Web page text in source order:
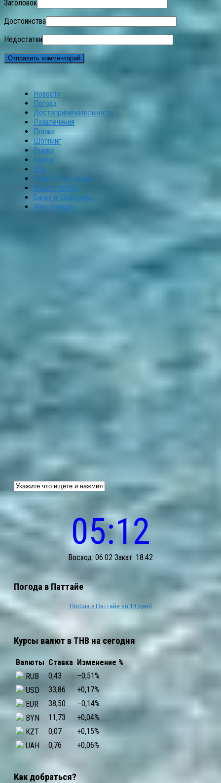
Заголовок
Достоинства
Недостатки
Новости
Погода
Достопримечательности
Развлечения
Пляжи
Шоппинг
Рынки
Карты
Еда
Кафе и Рестораны
Бары и Клубы
Банки и Обменники
Web-Камеры
05:12
Восход: 06:02 Закат: 18:42
Погода в Паттайе
Погода в Паттайе на 14 дней
Курсы валют в THB на сегодня
Валюты Ставка Изменение %
RUB
0,43 –0,51%
USD
33,86 +0,17%
EUR
38,50 –0,14%
BYN
11,73 +0,04%
KZT
0,07 +0,15%
UAH
0,76 +0,06%
Как добраться?